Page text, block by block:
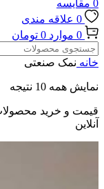
0 مقایسه
0 علاقه مندی
0 موارد 0 تومان
خانه نمک صنعتی
نمایش همه 10 نتیجه
قیمت و خرید
آنلاین